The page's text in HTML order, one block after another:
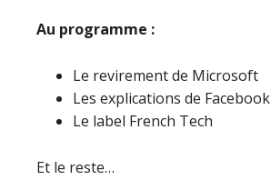
Au programme :
Le revirement de Microsoft
Les explications de Facebook
Le label French Tech
Et le reste…